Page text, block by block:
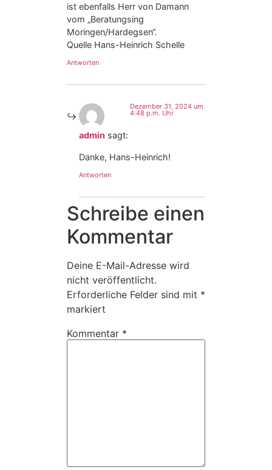
ist ebenfalls Herr von Damann
vom „Beratungsing
Moringen/Hardegsen“.
Quelle Hans-Heinrich Schelle
Antworten
admin sagt:
Dezember 31, 2024 um
4:48 p.m. Uhr
Danke, Hans-Heinrich!
Antworten
Schreibe einen
Kommentar
Deine E-Mail-Adresse wird
nicht veröffentlicht.
Erforderliche Felder sind mit *
markiert
Kommentar *